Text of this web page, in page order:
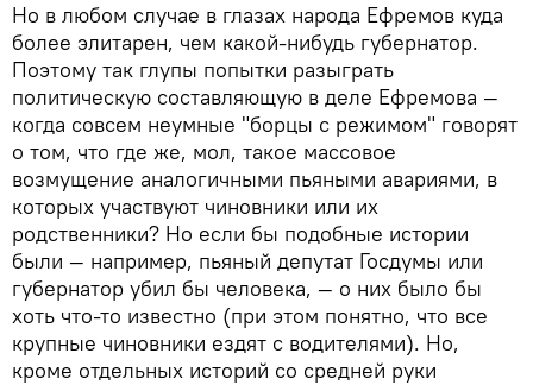
Но в любом случае в глазах народа Ефремов куда
более элитарен, чем какой-нибудь губернатор.
Поэтому так глупы попытки разыграть
политическую составляющую в деле Ефремова —
когда совсем неумные "борцы с режимом" говорят
о том, что где же, мол, такое массовое
возмущение аналогичными пьяными авариями, в
которых участвуют чиновники или их
родственники? Но если бы подобные истории
были — например, пьяный депутат Госдумы или
губернатор убил бы человека, — о них было бы
хоть что-то известно (при этом понятно, что все
крупные чиновники ездят с водителями). Но,
кроме отдельных историй со средней руки